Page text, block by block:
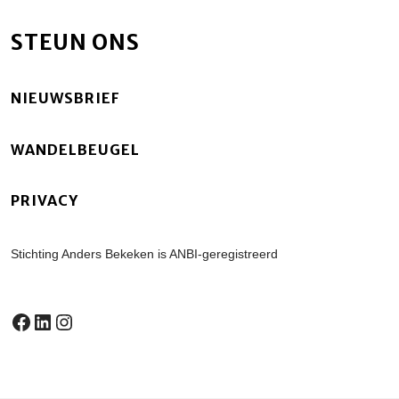
STEUN ONS
NIEUWSBRIEF
WANDELBEUGEL
PRIVACY
Stichting Anders Bekeken is ANBI-geregistreerd
Facebook
LinkedIn
Instagram